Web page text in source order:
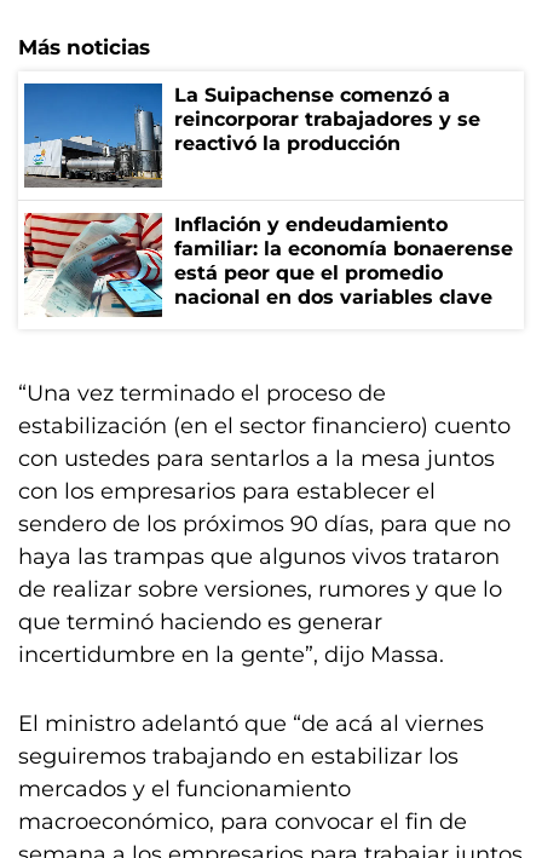
Más noticias
La Suipachense comenzó a
reincorporar trabajadores y se
reactivó la producción
Inflación y endeudamiento
familiar: la economía bonaerense
está peor que el promedio
nacional en dos variables clave
“Una vez terminado el proceso de
estabilización (en el sector financiero) cuento
con ustedes para sentarlos a la mesa juntos
con los empresarios para establecer el
sendero de los próximos 90 días, para que no
haya las trampas que algunos vivos trataron
de realizar sobre versiones, rumores y que lo
que terminó haciendo es generar
incertidumbre en la gente”, dijo Massa.
El ministro adelantó que “de acá al viernes
seguiremos trabajando en estabilizar los
mercados y el funcionamiento
macroeconómico, para convocar el fin de